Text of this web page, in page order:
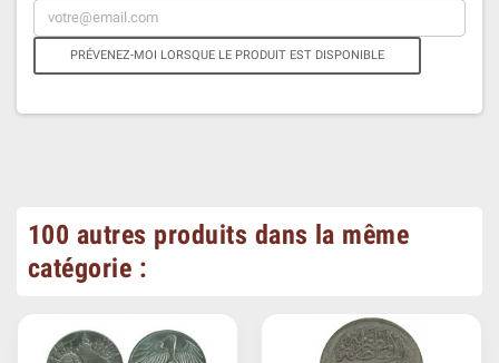
PRÉVENEZ-MOI LORSQUE LE PRODUIT EST DISPONIBLE
100 autres produits dans la même
catégorie :